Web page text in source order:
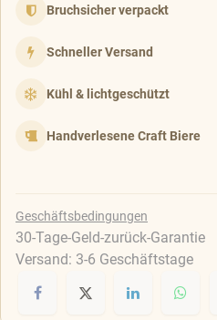
Bruchsicher verpackt
Schneller Versand
Kühl & lichtgeschützt
Handverlesene Craft Biere
Geschäftsbedingungen
30-Tage-Geld-zurück-Garantie
Versand: 3-6 Geschäftstage